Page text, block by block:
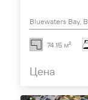
Bluewaters Bay,
74.15 м²
Цена